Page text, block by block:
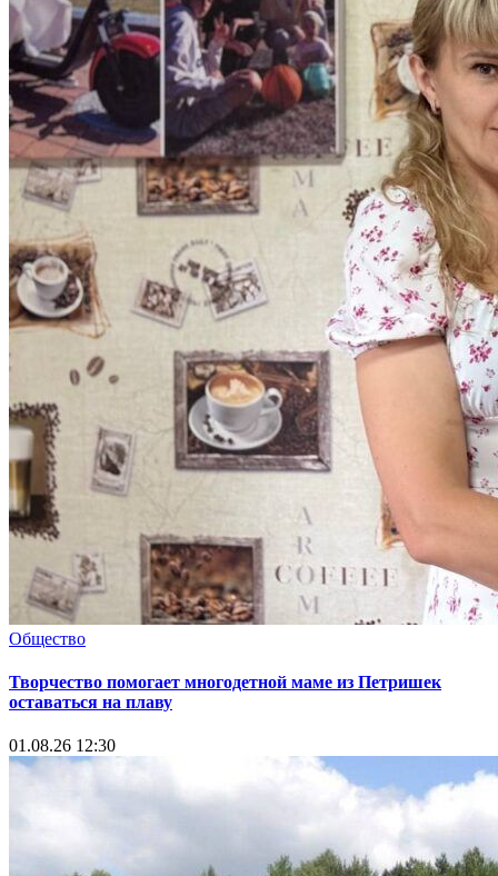
Общество
Творчество помогает многодетной маме из Петришек
оставаться на плаву
01.08.26 12:30